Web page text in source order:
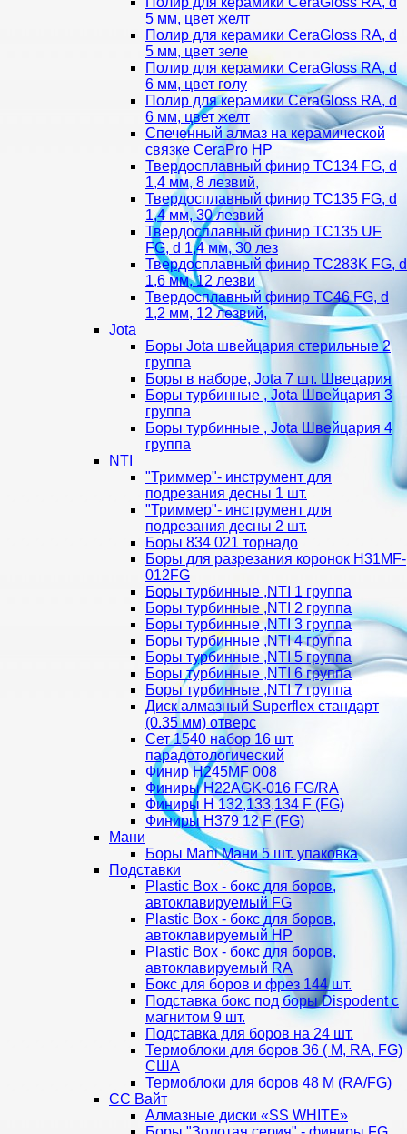
5 мм, цвет желт
Полир для керамики CeraGloss RA, d
5 мм, цвет зеле
Полир для керамики CeraGloss RA, d
6 мм, цвет голу
Полир для керамики CeraGloss RA, d
6 мм, цвет желт
Спеченный алмаз на керамической
связке CeraPro HP
Твердосплавный финир TC134 FG, d
1,4 мм, 8 лезвий,
Твердосплавный финир TC135 FG, d
1,4 мм, 30 лезвий
Твердосплавный финир TC135 UF
FG, d 1,4 мм, 30 лез
Твердосплавный финир TC283K FG, d
1,6 мм, 12 лезви
Твердосплавный финир TC46 FG, d
1,2 мм, 12 лезвий,
Jota
Боры Jota швейцария стерильные 2
группа
Боры в наборе, Jota 7 шт. Швецария
Боры турбинные , Jota Швейцария 3
группа
Боры турбинные , Jota Швейцария 4
группа
NTI
"Триммер"- инструмент для
подрезания десны 1 шт.
"Триммер"- инструмент для
подрезания десны 2 шт.
Боры 834 021 торнадо
Боры для разрезания коронок H31MF-
012FG
Боры турбинные ,NTI 1 группа
Боры турбинные ,NTI 2 группа
Боры турбинные ,NTI 3 группа
Боры турбинные ,NTI 4 группа
Боры турбинные ,NTI 5 группа
Боры турбинные ,NTI 6 группа
Боры турбинные ,NTI 7 группа
Диск алмазный Superflex стандарт
(0.35 мм) отверс
Сет 1540 набор 16 шт.
парадотологический
Финир H245MF 008
Финиры H22AGK-016 FG/RA
Финиры Н 132,133,134 F (FG)
Финиры Н379 12 F (FG)
Мани
Боры Mani Мани 5 шт. упаковка
Подставки
Plastic Box - бокс для боров,
автоклавируемый FG
Plastic Box - бокс для боров,
автоклавируемый HP
Plastic Box - бокс для боров,
автоклавируемый RA
Бокс для боров и фрез 144 шт.
Подставка бокс под боры Dispodent с
магнитом 9 шт.
Подставка для боров на 24 шт.
Термоблоки для боров 36 ( М, RA, FG)
США
Термоблоки для боров 48 М (RA/FG)
СС Вайт
Алмазные диски «SS WHITE»